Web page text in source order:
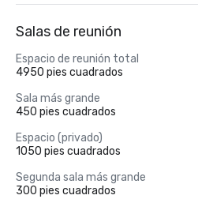
Salas de reunión
Espacio de reunión total
4950 pies cuadrados
Sala más grande
450 pies cuadrados
Espacio (privado)
1050 pies cuadrados
Segunda sala más grande
300 pies cuadrados